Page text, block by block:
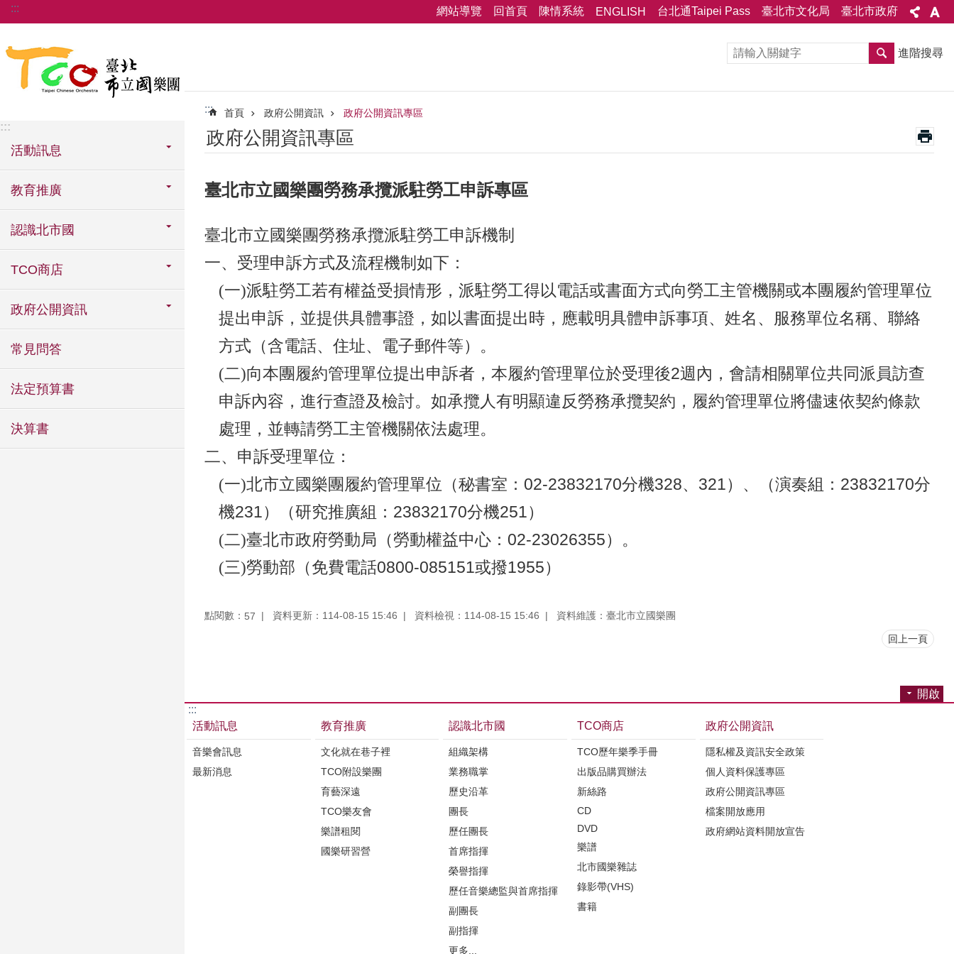
跳到主要內容區塊
::: 網站導覽 回首頁 陳情系統 ENGLISH 台北通Taipei Pass 臺北市文化局 臺北市政府
:::
活動訊息
教育推廣
認識北市國
TCO商店
政府公開資訊
常見問答
法定預算書
決算書
進階搜尋
::: 首頁 政府公開資訊 政府公開資訊專區
政府公開資訊專區
臺北市立國樂團勞務承攬派駐勞工申訴專區
臺北市立國樂團勞務承攬派駐勞工申訴機制
一、受理申訴方式及流程機制如下：
(一)派駐勞工若有權益受損情形，派駐勞工得以電話或書面方式向勞工主管機關或本團履約管理單位
提出申訴，並提供具體事證，如以書面提出時，應載明具體申訴事項、姓名、服務單位名稱、聯絡
方式（含電話、住址、電子郵件等）。
(二)向本團履約管理單位提出申訴者，本履約管理單位於受理後2週內，會請相關單位共同派員訪查
申訴內容，進行查證及檢討。如承攬人有明顯違反勞務承攬契約，履約管理單位將儘速依契約條款
處理，並轉請勞工主管機關依法處理。
二、申訴受理單位：
(一)北市立國樂團履約管理單位（秘書室： 02-23832170分機328、 321）、（演奏組： 23832170分
機231）（研究推廣組： 23832170分機251）
(二)臺北市政府勞動局（勞動權益中心： 02-23026355）。
(三)勞動部（免費電話0800-085151或撥1955）
點閱數： 57 資料更新：114-08-15 15:46 資料檢視：114-08-15 15:46 資料維護：臺北市立國樂團
回上一頁
開啟
:::
活動訊息
音樂會訊息
最新消息
教育推廣
文化就在巷子裡
TCO附設樂團
育藝深遠
TCO樂友會
樂譜租閱
國樂研習營
認識北市國
組織架構
業務職掌
歷史沿革
團長
歷任團長
首席指揮
榮譽指揮
歷任音樂總監與首席指揮
副團長
副指揮
更多...
TCO商店
TCO歷年樂季手冊
出版品購買辦法
新絲路
CD
DVD
樂譜
北市國樂雜誌
錄影帶(VHS)
書籍
政府公開資訊
隱私權及資訊安全政策
個人資料保護專區
政府公開資訊專區
檔案開放應用
政府網站資料開放宣告